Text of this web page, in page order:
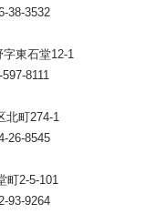
38-3532
東石堂12-1
8111
北町274-1
26-8545
町2-5-101
93-9264